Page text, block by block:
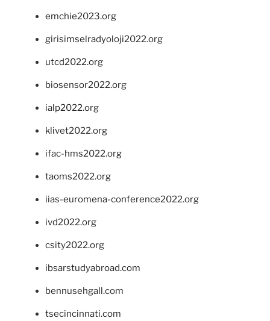
emchie2023.org
girisimselradyoloji2022.org
utcd2022.org
biosensor2022.org
ialp2022.org
klivet2022.org
ifac-hms2022.org
taoms2022.org
iias-euromena-conference2022.org
ivd2022.org
csity2022.org
ibsarstudyabroad.com
bennusehgall.com
tsecincinnati.com